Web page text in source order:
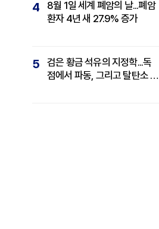
4
8월 1일 세계 폐암의 날...폐암
환자 4년 새 27.9% 증가
5
검은 황금 석유의 지정학...독
점에서 파동, 그리고 탈탄소 패